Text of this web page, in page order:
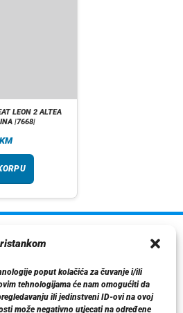
poput kolačića za čuvanje i/ili
tehnologijama će nam omogućiti da
ili jedinstveni ID-ovi na ovoj
može negativno utjecati na određene
LEON 2 ALTEA
|7668|
KM